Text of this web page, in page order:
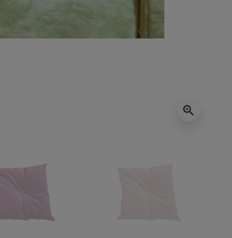
zoom_in